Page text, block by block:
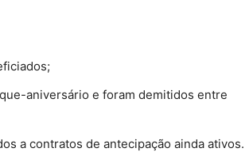
aniversário e foram demitidos entre
a contratos de antecipação ainda ativos.